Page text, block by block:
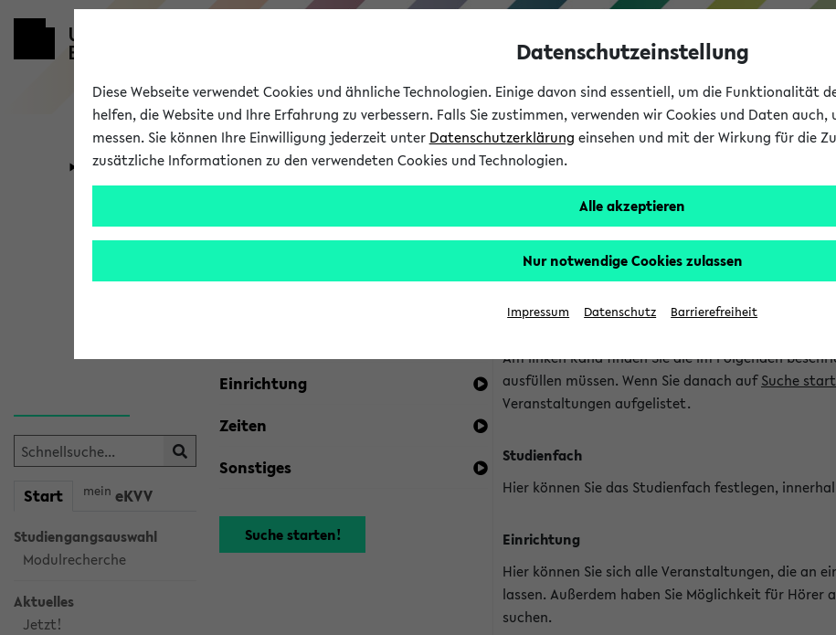
Universität Forschung Studium
Start mein eKVV
Studiengangsauswahl
Modulrecherche
Aktuelles
Jetzt!
Kombisuche im eKVV
Ihre Suchkriterien:
Einrichtung
Zeiten
Sonstiges
Hinweise zur Kombisuche
Sie können das eKVV nach diversen Kriterien
die für Sie interessant sind.
Am linken Rand finden Sie die im Folgenden
ausfüllen müssen. Wenn Sie danach aufSuche
Veranstaltungen aufgelistet.
Studienfach
Hier können Sie das Studienfach festlegen,
Einrichtung
Hier können Sie sich alle Veranstaltungen, die an
lassen. Außerdem haben Sie Möglichkeit für
suchen.
Datenschutzeinstellung
Diese Webseite verwendet Cookies und ähnliche Technologien. Einige davon sind essentiell, um die Funktionalität
helfen, die Website und Ihre Erfahrung zu verbessern. Falls Sie zustimmen, verwenden wir Cookies und Daten
messen. Sie können Ihre Einwilligung jederzeit unter Datenschutzerklärung einsehen und mit der Wirkung für die
zusätzliche Informationen zu den verwendeten Cookies und Technologien.
Alle akzeptieren
Nur notwendige Cookies zulassen
Impressum Datenschutz Barrierefreiheit